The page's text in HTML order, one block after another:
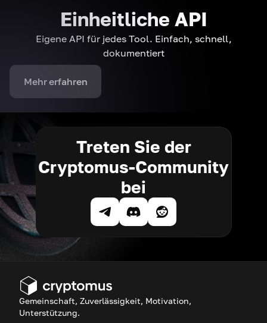
Einheitliche API
Eigene API für jedes Tool. Einfach, schnell,
dokumentiert
Mehr erfahren
Treten Sie der
Cryptomus-Community
bei
Gemeinschaft, Zuverlässigkeit, Motivation,
Unterstützung.